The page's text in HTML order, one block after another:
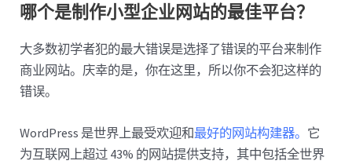
哪个是制作小型企业网站的最佳平台？
大多数初学者犯的最大错误是选择了错误的平台来制作
商业网站。庆幸的是，你在这里，所以你不会犯这样的
错误。
WordPress 是世界上最受欢迎和最好的网站构建器。 它
为互联网上超过 43% 的网站提供支持，其中包括全世界